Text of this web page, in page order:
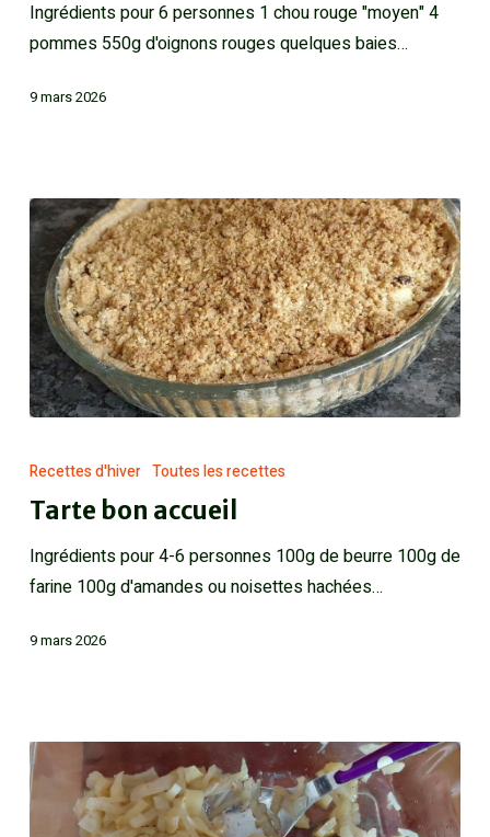
Ingrédients pour 6 personnes 1 chou rouge "moyen" 4
pommes 550g d'oignons rouges quelques baies…
9 mars 2026
Recettes d'hiver Toutes les recettes
Tarte bon accueil
Ingrédients pour 4-6 personnes 100g de beurre 100g de
farine 100g d'amandes ou noisettes hachées…
9 mars 2026